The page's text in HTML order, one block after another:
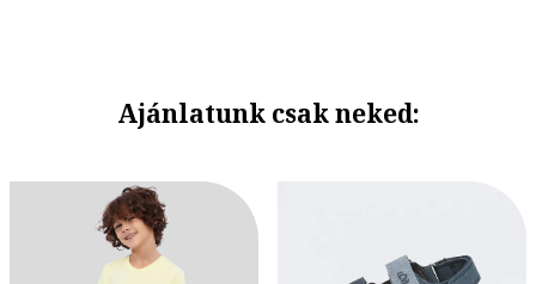
Ajánlatunk csak neked: